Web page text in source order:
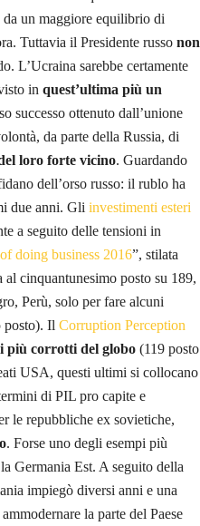
da un maggiore equilibrio di
Tuttavia il Presidente russo non
L’Ucraina sarebbe certamente
in quest’ultima più un
successo ottenuto dall’unione
da parte della Russia, di
loro forte vicino. Guardando
dell’orso russo: il rublo ha
due anni. Gli investimenti esteri
a seguito delle tensioni in
doing business 2016”, stilata
cinquantunesimo posto su 189,
Perù, solo per fare alcuni
posto). Il Corruption Perception
più corrotti del globo (119 posto
USA, questi ultimi si collocano
di PIL pro capite e
le repubbliche ex sovietiche,
. Forse uno degli esempi più
Germania Est. A seguito della
impiegò diversi anni e una
la parte del Paese